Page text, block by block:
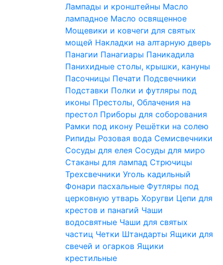
Лампады и кронштейны Масло
лампадное Масло освященное
Мощевики и ковчеги для святых
мощей Накладки на алтарную дверь
Панагии Панагиары Паникадила
Панихидные столы, крышки, кануны
Пасочницы Печати Подсвечники
Подставки Полки и футляры под
иконы Престолы, Облачения на
престол Приборы для соборования
Рамки под икону Решётки на солею
Рипиды Розовая вода Семисвечники
Сосуды для елея Сосуды для миро
Стаканы для лампад Стрючицы
Трехсвечники Уголь кадильный
Фонари пасхальные Футляры под
церковную утварь Хоругви Цепи для
крестов и панагий Чаши
водосвятные Чаши для святых
частиц Четки Штандарты Ящики для
свечей и огарков Ящики
крестильные